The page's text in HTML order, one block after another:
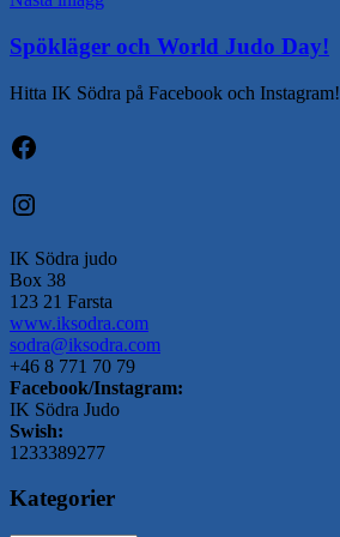
Spökläger och World Judo Day!
Hitta IK Södra på Facebook och Instagram!
Facebook
Instagram
IK Södra judo
Box 38
123 21 Farsta
www.iksodra.com
sodra@iksodra.com
+46 8 771 70 79
Facebook/Instagram:
IK Södra Judo
Swish:
1233389277
Kategorier